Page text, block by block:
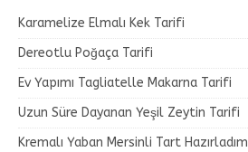
Karamelize Elmalı Kek Tarifi
Dereotlu Poğaça Tarifi
Ev Yapımı Tagliatelle Makarna Tarifi
Uzun Süre Dayanan Yeşil Zeytin Tarifi
Kremalı Yaban Mersinli Tart Hazırladım